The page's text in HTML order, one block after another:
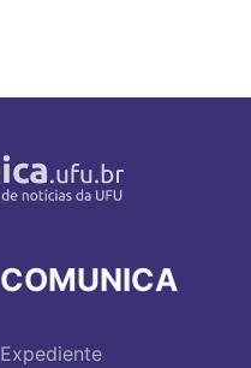
COMUNICA
Expediente